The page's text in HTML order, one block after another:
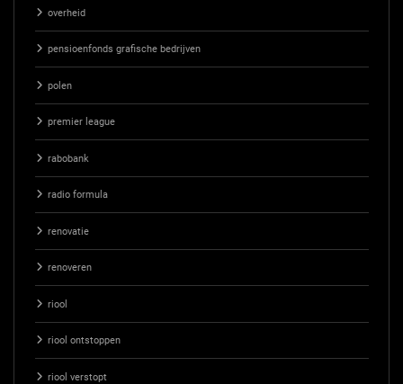
overheid
pensioenfonds grafische bedrijven
polen
premier league
rabobank
radio formula
renovatie
renoveren
riool
riool ontstoppen
riool verstopt